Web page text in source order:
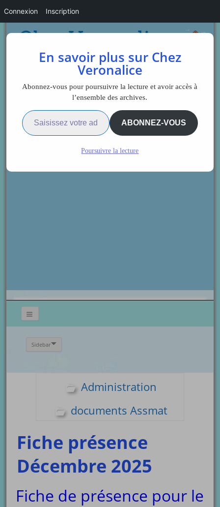
Sidebar
Administration
documents Assmat
Fiche présence
Décembre 2025
Fiche de présence pour le
En savoir plus sur Chez
Veronalice
Abonnez-vous pour poursuivre la lecture et avoir accès à
l’ensemble des archives.
Saisissez votre adresse e-mail…
ABONNEZ-VOUS
Poursuivre la lecture
Connexion Inscription